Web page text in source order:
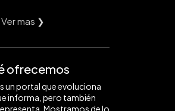
Ver mas ❯
ofrecemos
un portal que evoluciona
informa, pero también
Mostramos de lo